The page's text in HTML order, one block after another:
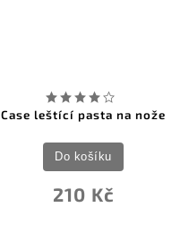
Case leštící pasta na nože
210 Kč
Do košíku